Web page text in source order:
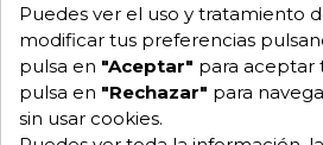
El abrasivo es sumamente
Accesorios Opcionales para
Cortadora-ralladora CR143.
Picadora de carne HM-71.
Puedes ver el uso y tratamiento
modificar tus preferencias
pulsa en "Aceptar" para aceptar
pulsa en "Rechazar" para
sin usar cookies.